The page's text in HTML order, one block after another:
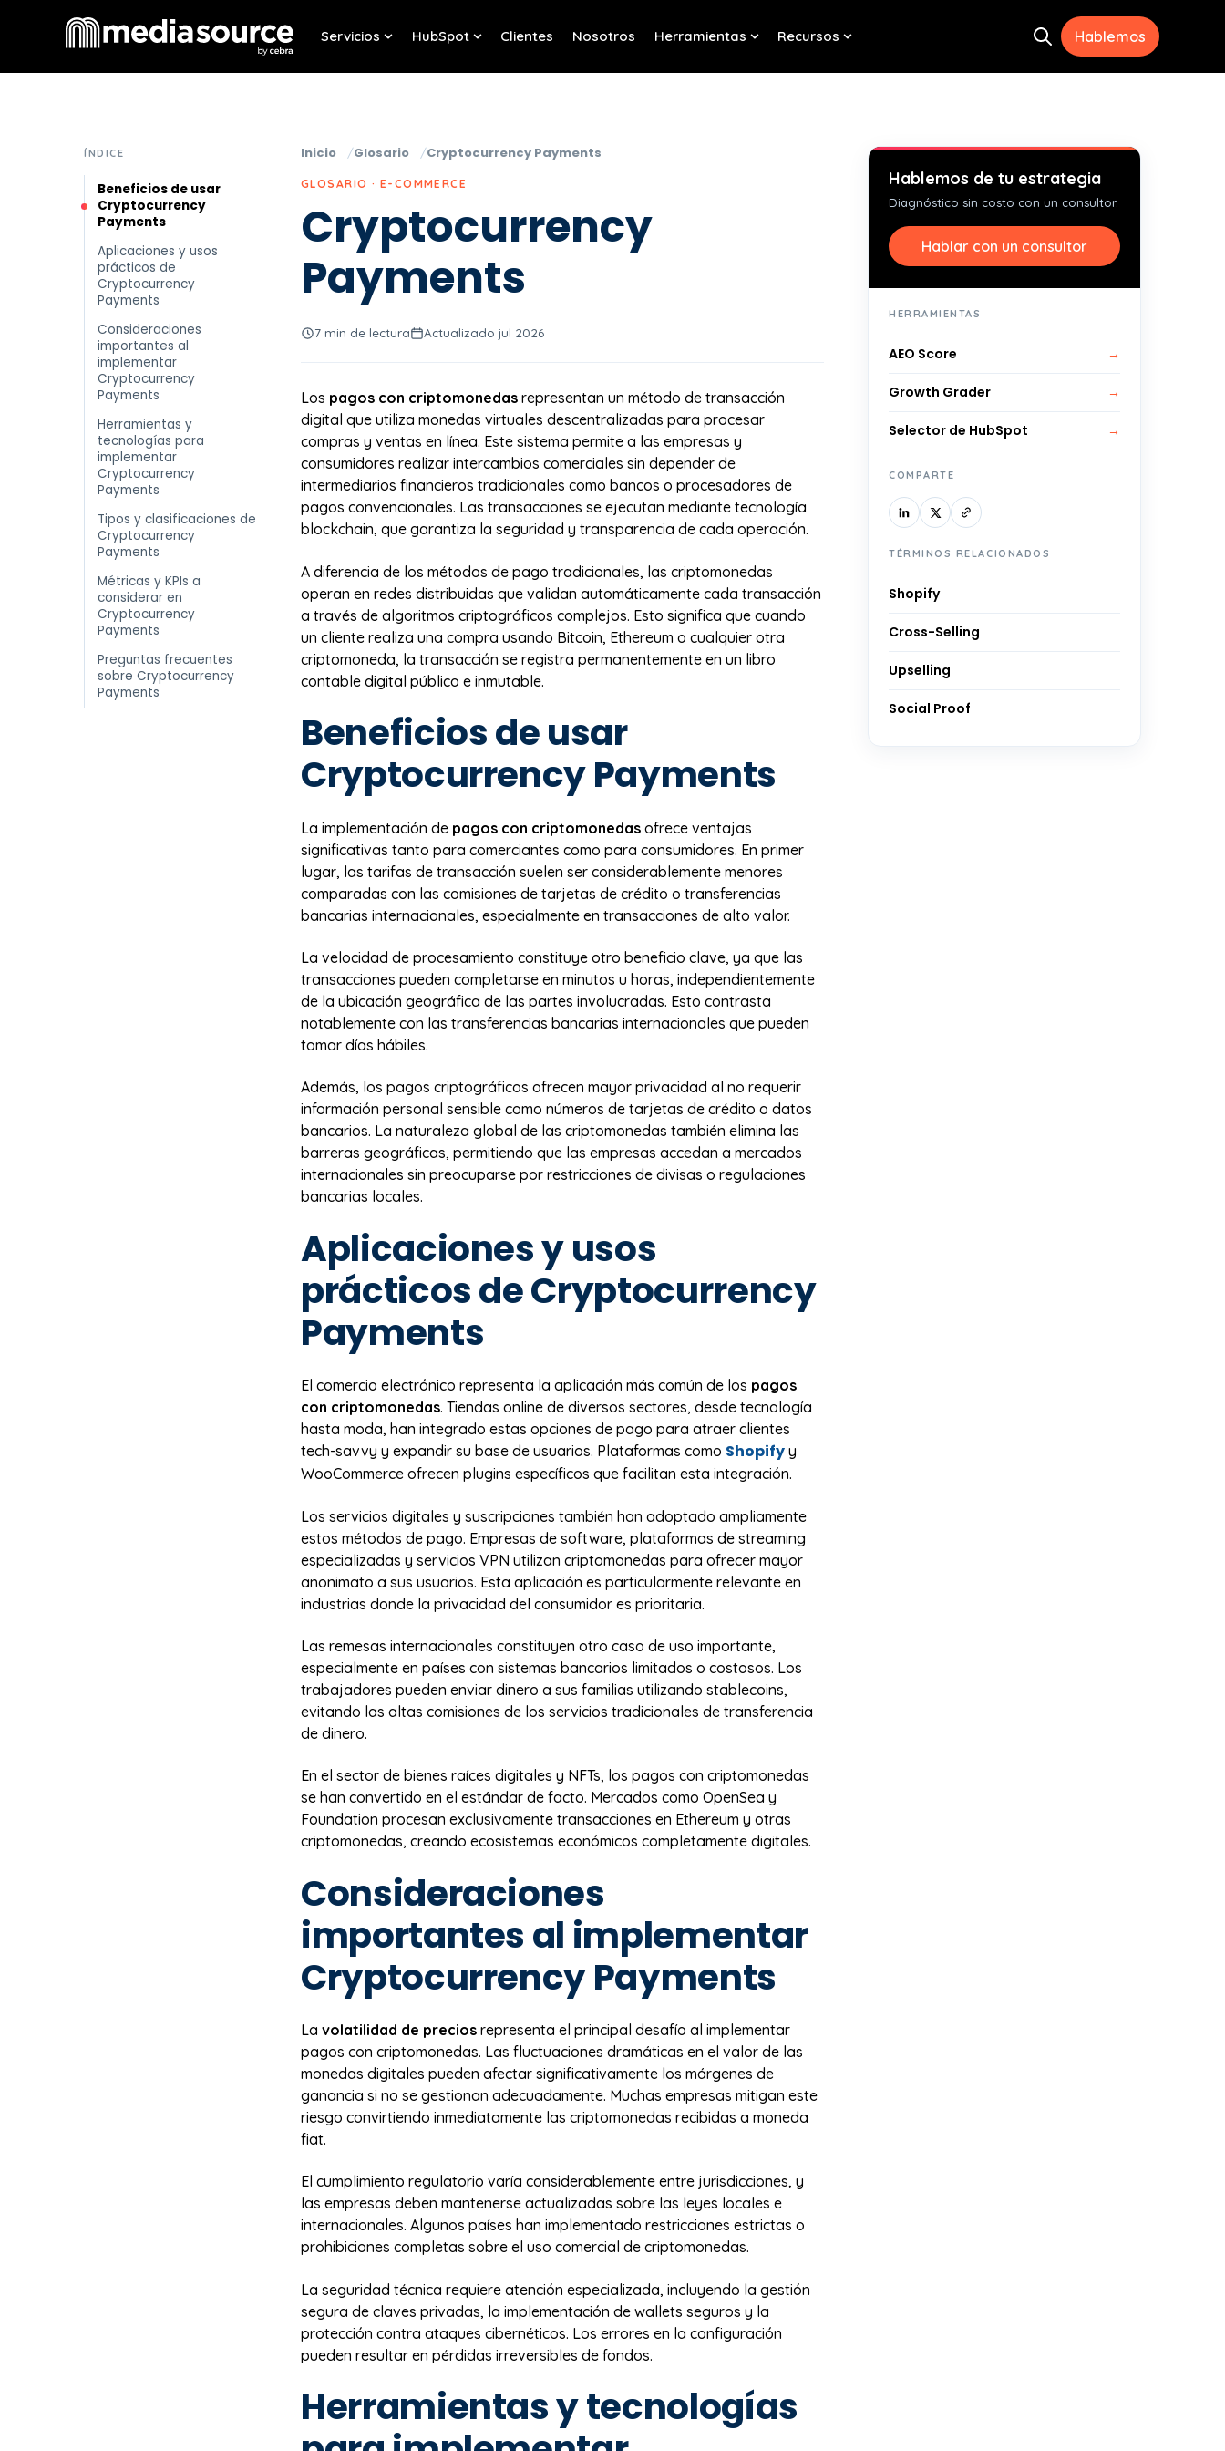
Servicios
Show submenu for Servicios
HubSpot
Show submenu for HubSpot
Clientes Nosotros Herramientas
Show submenu for Herramientas
Recursos Open search
Hablemos
ÍNDICE
Beneficios de usar
Cryptocurrency
Payments
Aplicaciones y usos
prácticos de
Cryptocurrency
Payments
Consideraciones
importantes al
implementar
Cryptocurrency
Payments
Herramientas y
tecnologías para
implementar
Cryptocurrency
Payments
Tipos y clasificaciones de
Cryptocurrency
Payments
Métricas y KPIs a
considerar en
Cryptocurrency
Payments
Preguntas frecuentes
sobre Cryptocurrency
Payments
Inicio Glosario Cryptocurrency Payments
GLOSARIO · E-COMMERCE
Cryptocurrency
Payments
7 min de lectura Actualizado jul 2026
Los pagos con criptomonedas representan un método de transacción
digital que utiliza monedas virtuales descentralizadas para procesar
compras y ventas en línea. Este sistema permite a las empresas y
consumidores realizar intercambios comerciales sin depender de
intermediarios financieros tradicionales como bancos o procesadores de
pagos convencionales. Las transacciones se ejecutan mediante tecnología
blockchain, que garantiza la seguridad y transparencia de cada operación.
A diferencia de los métodos de pago tradicionales, las criptomonedas
operan en redes distribuidas que validan automáticamente cada transacción
a través de algoritmos criptográficos complejos. Esto significa que cuando
un cliente realiza una compra usando Bitcoin, Ethereum o cualquier otra
criptomoneda, la transacción se registra permanentemente en un libro
contable digital público e inmutable.
Beneficios de usar
Cryptocurrency Payments
La implementación de pagos con criptomonedas ofrece ventajas
significativas tanto para comerciantes como para consumidores. En primer
lugar, las tarifas de transacción suelen ser considerablemente menores
comparadas con las comisiones de tarjetas de crédito o transferencias
bancarias internacionales, especialmente en transacciones de alto valor.
La velocidad de procesamiento constituye otro beneficio clave, ya que las
transacciones pueden completarse en minutos u horas, independientemente
de la ubicación geográfica de las partes involucradas. Esto contrasta
notablemente con las transferencias bancarias internacionales que pueden
tomar días hábiles.
Además, los pagos criptográficos ofrecen mayor privacidad al no requerir
información personal sensible como números de tarjetas de crédito o datos
bancarios. La naturaleza global de las criptomonedas también elimina las
barreras geográficas, permitiendo que las empresas accedan a mercados
internacionales sin preocuparse por restricciones de divisas o regulaciones
bancarias locales.
Aplicaciones y usos
prácticos de Cryptocurrency
Payments
El comercio electrónico representa la aplicación más común de los pagos
con criptomonedas. Tiendas online de diversos sectores, desde tecnología
hasta moda, han integrado estas opciones de pago para atraer clientes
tech-savvy y expandir su base de usuarios. Plataformas como Shopify y
WooCommerce ofrecen plugins específicos que facilitan esta integración.
Los servicios digitales y suscripciones también han adoptado ampliamente
estos métodos de pago. Empresas de software, plataformas de streaming
especializadas y servicios VPN utilizan criptomonedas para ofrecer mayor
anonimato a sus usuarios. Esta aplicación es particularmente relevante en
industrias donde la privacidad del consumidor es prioritaria.
Las remesas internacionales constituyen otro caso de uso importante,
especialmente en países con sistemas bancarios limitados o costosos. Los
trabajadores pueden enviar dinero a sus familias utilizando stablecoins,
evitando las altas comisiones de los servicios tradicionales de transferencia
de dinero.
En el sector de bienes raíces digitales y NFTs, los pagos con criptomonedas
se han convertido en el estándar de facto. Mercados como OpenSea y
Foundation procesan exclusivamente transacciones en Ethereum y otras
criptomonedas, creando ecosistemas económicos completamente digitales.
Consideraciones
importantes al implementar
Cryptocurrency Payments
La volatilidad de precios representa el principal desafío al implementar
pagos con criptomonedas. Las fluctuaciones dramáticas en el valor de las
monedas digitales pueden afectar significativamente los márgenes de
ganancia si no se gestionan adecuadamente. Muchas empresas mitigan este
riesgo convirtiendo inmediatamente las criptomonedas recibidas a moneda
fiat.
El cumplimiento regulatorio varía considerablemente entre jurisdicciones, y
las empresas deben mantenerse actualizadas sobre las leyes locales e
internacionales. Algunos países han implementado restricciones estrictas o
prohibiciones completas sobre el uso comercial de criptomonedas.
La seguridad técnica requiere atención especializada, incluyendo la gestión
segura de claves privadas, la implementación de wallets seguros y la
protección contra ataques cibernéticos. Los errores en la configuración
pueden resultar en pérdidas irreversibles de fondos.
Herramientas y tecnologías
Hablemos de tu estrategia
Diagnóstico sin costo con un consultor.
Hablar con un consultor
HERRAMIENTAS
AEO Score →
Growth Grader →
Selector de HubSpot →
COMPARTE
TÉRMINOS RELACIONADOS
Shopify
Cross-Selling
Upselling
Social Proof